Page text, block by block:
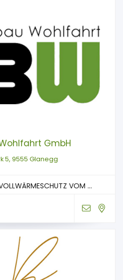
GmbH
5, 9555 Glanegg
VOM ...